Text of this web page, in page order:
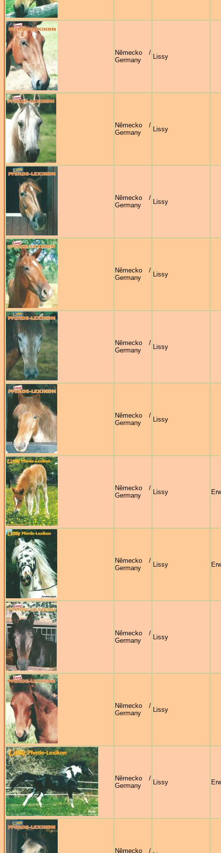
Německo /
Germany
Lissy
Německo /
Germany
Lissy
Německo /
Germany
Lissy
Německo /
Germany
Lissy
Německo /
Germany
Lissy
Německo /
Germany
Lissy
Německo /
Germany
Lissy
Německo /
Germany
Lissy
Německo /
Germany
Lissy
Německo /
Germany
Lissy
Německo /
Germany
Lissy
Německo /